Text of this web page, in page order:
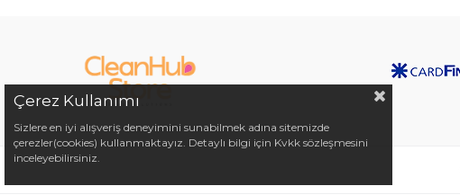
Çerez Kullanımı
Sizlere en iyi alışveriş deneyimini sunabilmek adına sitemizde
çerezler(cookies) kullanmaktayız. Detaylı bilgi için Kvkk sözleşmesini
inceleyebilirsiniz.